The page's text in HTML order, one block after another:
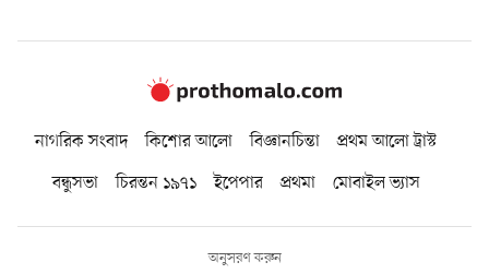
নাগরিক সংবাদ কিশোর আলো বিজ্ঞানচিন্তা
প্রথম আলো ট্রাস্ট
বন্ধুসভা
চিরন্তন ১৯৭১ ইপেপার প্রথমা মোবাইল ভ্যাস
অনুসরণ করুন